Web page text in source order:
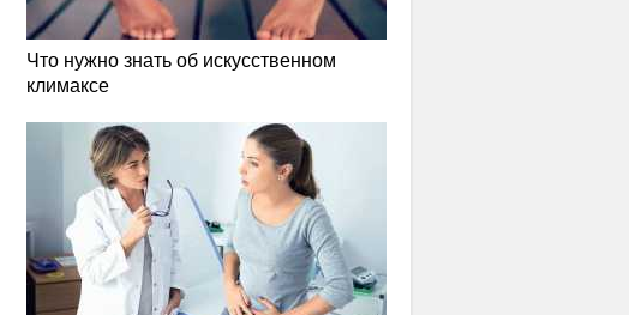
Что нужно знать об искусственном
климаксе